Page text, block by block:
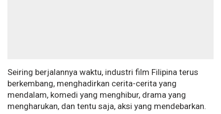
Seiring berjalannya waktu, industri film Filipina terus
berkembang, menghadirkan cerita-cerita yang
mendalam, komedi yang menghibur, drama yang
mengharukan, dan tentu saja, aksi yang mendebarkan.